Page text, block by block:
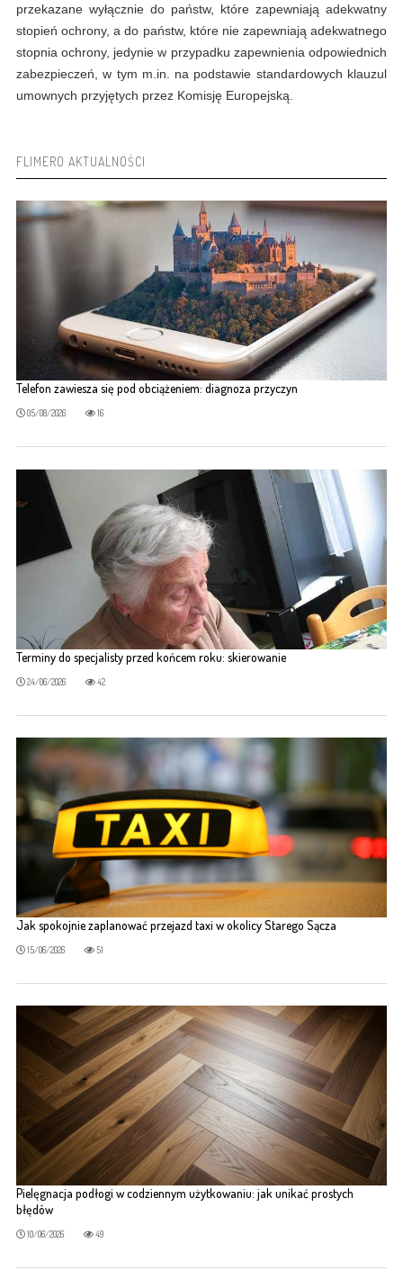
przekazane wyłącznie do państw, które zapewniają adekwatny
stopień ochrony, a do państw, które nie zapewniają adekwatnego
stopnia ochrony, jedynie w przypadku zapewnienia odpowiednich
zabezpieczeń, w tym m.in. na podstawie standardowych klauzul
umownych przyjętych przez Komisję Europejską.
FLIMERO AKTUALNOŚCI
Telefon zawiesza się pod obciążeniem: diagnoza przyczyn
05/08/2026 16
Terminy do specjalisty przed końcem roku: skierowanie
24/06/2026 42
Jak spokojnie zaplanować przejazd taxi w okolicy Starego Sącza
15/06/2026 51
Pielęgnacja podłogi w codziennym użytkowaniu: jak unikać prostych
błędów
10/06/2026 49